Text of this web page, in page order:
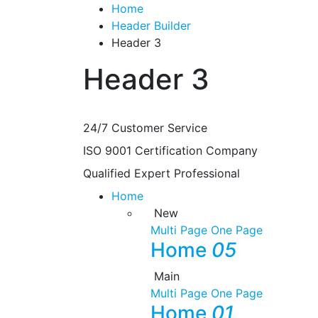
Home
Header Builder
Header 3
Header 3
24/7 Customer Service
ISO 9001 Certification Company
Qualified Expert Professional
Home
New
Multi Page One Page
Home 05
Main
Multi Page One Page
Home 01